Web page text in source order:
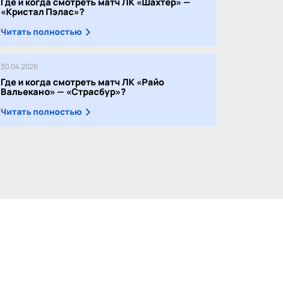
«Кристал Пэлас»?
Читать полностью
30.04.2026
Где и когда смотреть матч ЛК «Райо
Вальекано» — «Страсбур»?
Читать полностью